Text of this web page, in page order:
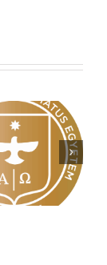
Vasárnapi üzenet –
Zsoltárok 149